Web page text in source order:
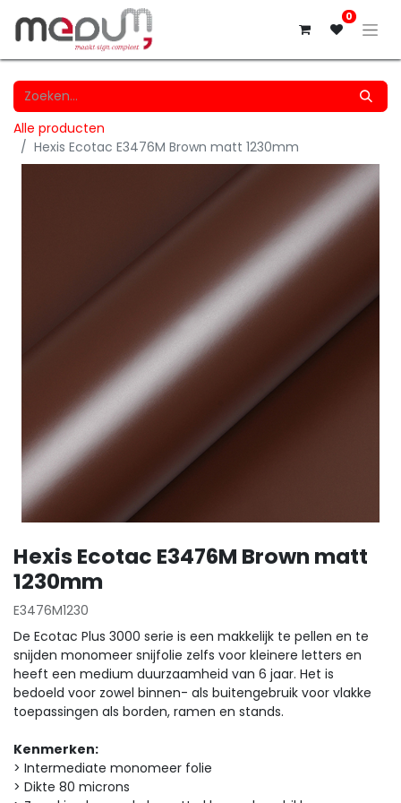
0
Alle producten
Hexis Ecotac E3476M Brown matt 1230mm
Hexis Ecotac E3476M Brown matt
1230mm
E3476M1230
De Ecotac Plus 3000 serie is een makkelijk te pellen en te
snijden monomeer snijfolie zelfs voor kleinere letters en
heeft een medium duurzaamheid van 6 jaar. Het is
bedoeld voor zowel binnen- als buitengebruik voor vlakke
toepassingen als borden, ramen en stands.
Kenmerken:
> Intermediate monomeer folie
> Dikte 80 microns